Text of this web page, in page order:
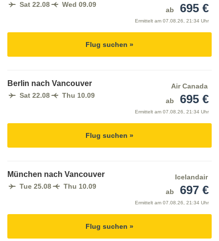
Sat 22.08 Wed 09.09
ab
695 €
Ermittelt am 07.08.26, 21:34 Uhr
Flug suchen »
Berlin nach Vancouver
Sat 22.08 Thu 10.09
Air Canada
ab
695 €
Ermittelt am 07.08.26, 21:34 Uhr
Flug suchen »
München nach Vancouver
Tue 25.08 Thu 10.09
Icelandair
ab
697 €
Ermittelt am 07.08.26, 21:34 Uhr
Flug suchen »